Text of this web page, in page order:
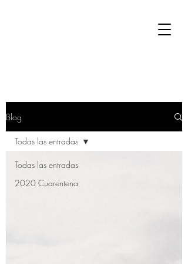
Blog
Todas las entradas
2020 Cuarentena
Todas las entradas